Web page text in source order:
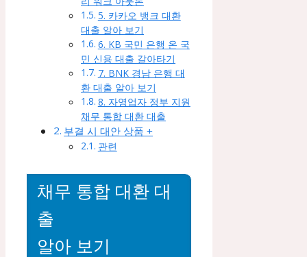
5. 카카오 뱅크 대환
대출 알아 보기
6. KB 국민 은행 온 국
민 신용 대출 갈아타기
7. BNK 경남 은행 대
환 대출 알아 보기
8. 자영업자 정부 지원
채무 통합 대환 대출
부결 시 대안 상품 +
관련
채무 통합 대환 대
출
알아 보기